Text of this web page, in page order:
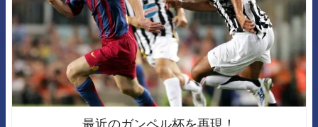
最近のガンペル杯を再現！